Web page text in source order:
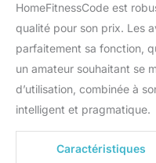
HomeFitnessCode est
qualité pour son prix. Les
parfaitement sa fonction,
un amateur souhaitant se
d’utilisation, combinée à
intelligent et pragmatique.
Caractéristiques